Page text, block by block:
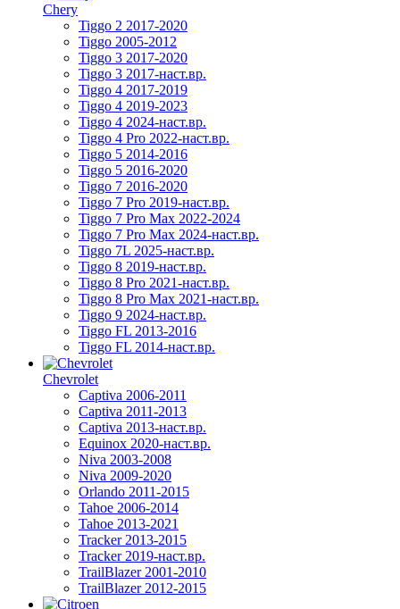
Chery
Tiggo 2 2017-2020
Tiggo 2005-2012
Tiggo 3 2017-2020
Tiggo 3 2017-наст.вр.
Tiggo 4 2017-2019
Tiggo 4 2019-2023
Tiggo 4 2024-наст.вр.
Tiggo 4 Pro 2022-наст.вр.
Tiggo 5 2014-2016
Tiggo 5 2016-2020
Tiggo 7 2016-2020
Tiggo 7 Pro 2019-наст.вр.
Tiggo 7 Pro Max 2022-2024
Tiggo 7 Pro Max 2024-наст.вр.
Tiggo 7L 2025-наст.вр.
Tiggo 8 2019-наст.вр.
Tiggo 8 Pro 2021-наст.вр.
Tiggo 8 Pro Max 2021-наст.вр.
Tiggo 9 2024-наст.вр.
Tiggo FL 2013-2016
Tiggo FL 2014-наст.вр.
Chevrolet
Captiva 2006-2011
Captiva 2011-2013
Captiva 2013-наст.вр.
Equinox 2020-наст.вр.
Niva 2003-2008
Niva 2009-2020
Orlando 2011-2015
Tahoe 2006-2014
Tahoe 2013-2021
Tracker 2013-2015
Tracker 2019-наст.вр.
TrailBlazer 2001-2010
TrailBlazer 2012-2015